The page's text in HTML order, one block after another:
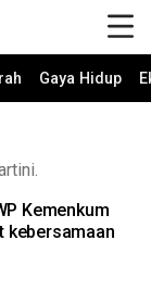
Gaya Hidup
Kemenkum
kebersamaan